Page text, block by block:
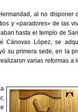
al no disponer
y «paradores» de las
hasta el templo de
Cánovas López, se
su primera sede, en la
varias reformas a